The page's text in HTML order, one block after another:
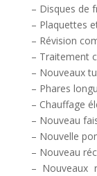
– Disques de
– Plaquettes
– Révision
– Traitement
– Nouveaux
– Phares
– Chauffage
– Nouveau
– Nouvelle
– Nouveau
– Nouveaux